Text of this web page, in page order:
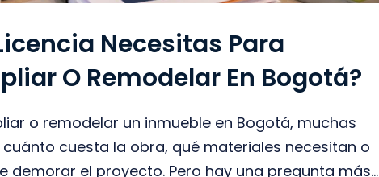
Necesitas Para
O Remodelar En Bogotá?
o remodelar un inmueble en Bogotá, muchas
cuesta la obra, qué materiales necesitan o
demorar el proyecto. Pero hay una pregunta más...